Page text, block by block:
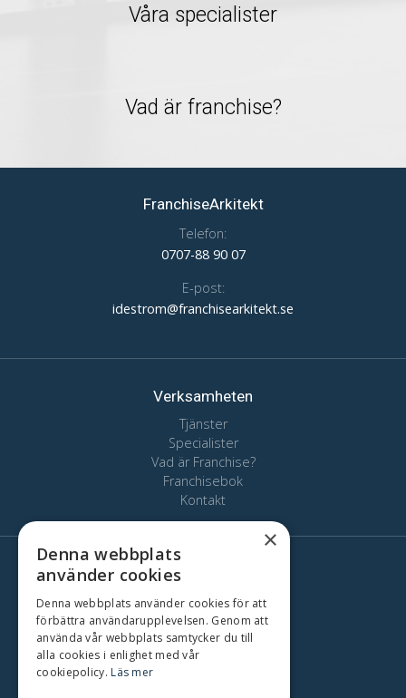
Våra specialister
Vad är franchise?
FranchiseArkitekt
Telefon:
0707-88 90 07
E-post:
idestrom@franchisearkitekt.se
Verksamheten
Tjänster
Specialister
Vad är Franchise?
Franchisebok
Kontakt
Här finns vi
Stockholm
Oslo
Köpenhamn
Göteborg
×
Denna webbplats
använder cookies
Denna webbplats använder cookies för att
förbättra användarupplevelsen. Genom att
använda vår webbplats samtycker du till
alla cookies i enlighet med vår
cookiepolicy. Läs mer